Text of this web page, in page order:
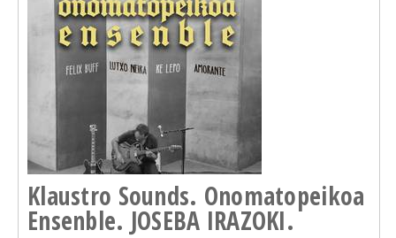
Klaustro Sounds. Onomatopeikoa
Ensenble. JOSEBA IRAZOKI.